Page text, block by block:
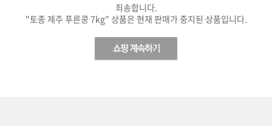
죄송합니다.
"토종 제주 푸른콩 7kg" 상품은 현재 판매가 중지된 상품입니다.